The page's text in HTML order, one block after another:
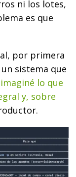
ni los lotes,
es que
por primera
sistema que
lo que
y, sobre